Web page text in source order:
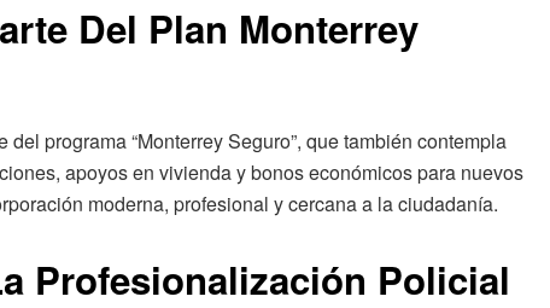
Del Plan Monterrey
programa “Monterrey Seguro”, que también contempla
apoyos en vivienda y bonos económicos para nuevos
moderna, profesional y cercana a la ciudadanía.
Profesionalización Policial